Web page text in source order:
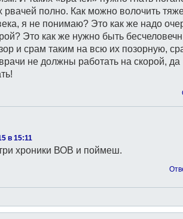
рвачей полно. Как можно волочить
я не понимаю? Это как же надо
Это как же нужно быть
и срам таким на всю их позорную,
не должны работать на скорой, да
в 15:11
хроники ВОВ и поймеш.